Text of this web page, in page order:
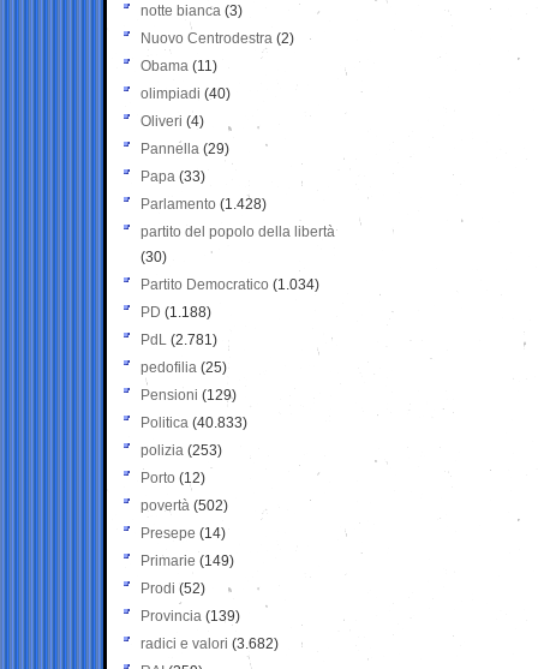
notte bianca (3)
Nuovo Centrodestra (2)
Obama (11)
olimpiadi (40)
Oliveri (4)
Pannella (29)
Papa (33)
Parlamento (1.428)
partito del popolo della libertà
(30)
Partito Democratico (1.034)
PD (1.188)
PdL (2.781)
pedofilia (25)
Pensioni (129)
Politica (40.833)
polizia (253)
Porto (12)
povertà (502)
Presepe (14)
Primarie (149)
Prodi (52)
Provincia (139)
radici e valori (3.682)